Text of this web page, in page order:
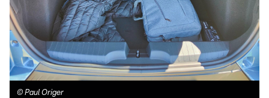
© Paul Origer